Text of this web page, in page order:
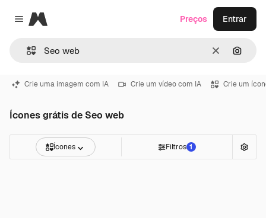
Close menu
Magnific
Limpar
Preços Entrar
Crie uma imagem com IA Crie um vídeo com IA Crie um
Ícones grátis de Seo web
Ícones Filtros 1